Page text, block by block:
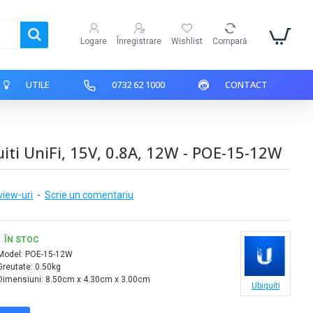
Logare Înregistrare Wishlist Compară
UTILE 0732 62 1000 CONTACT
UniFi, 15V, 0.8A, 12W - POE-15-12W
uri - Scrie un comentariu
ÎN STOC
POE-15-12W
0.50kg
8.50cm x 4.30cm x 3.00cm
Ubiquiti